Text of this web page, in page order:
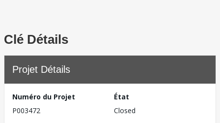
Clé Détails
Projet Détails
Numéro du Projet
P003472
État
Closed